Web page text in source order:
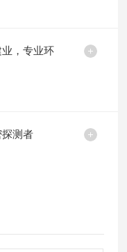
，专业环
测者